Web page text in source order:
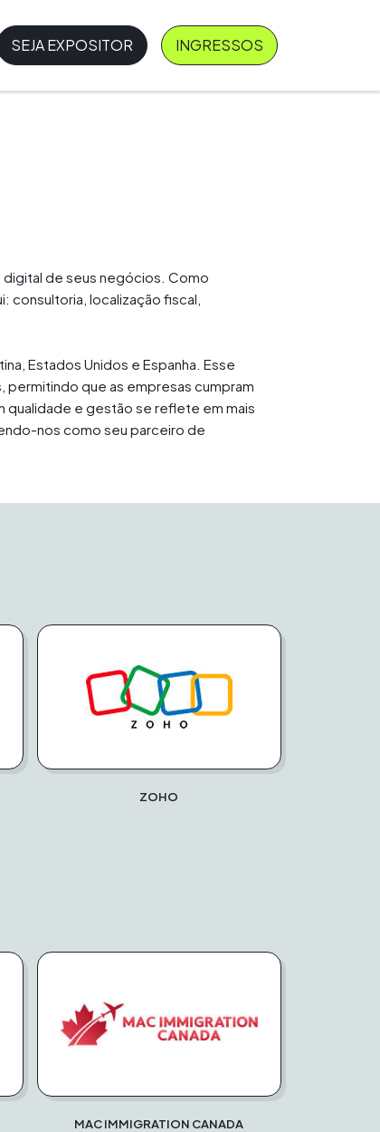
SEJA EXPOSITOR INGRESSOS
digital de seus negócios. Como
localização fiscal,
Estados Unidos e Espanha. Esse
que as empresas cumpram
qualidade e gestão se reflete em mais
nos como seu parceiro de
ZOHO
MAC IMMIGRATION CANADA